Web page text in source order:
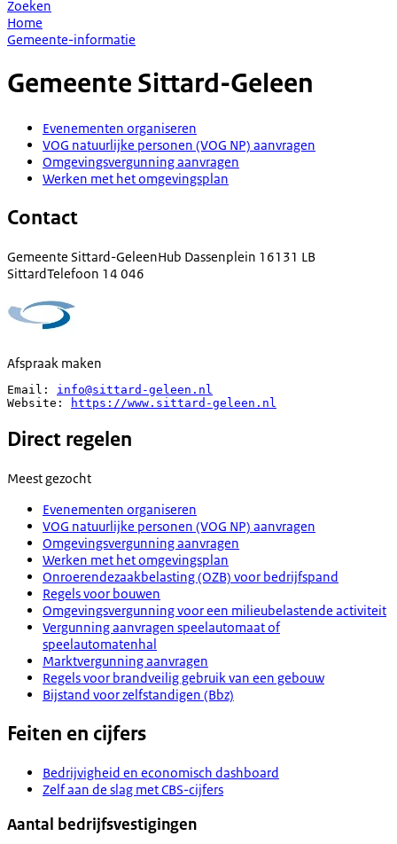
Zoeken
Home
Gemeente-informatie
Gemeente Sittard-Geleen
Evenementen organiseren
VOG natuurlijke personen (VOG NP) aanvragen
Omgevingsvergunning aanvragen
Werken met het omgevingsplan
Contact
Gemeente Sittard-GeleenHub Dassenplein 1 6131 LB
SittardTelefoon 14 046
Afspraak maken
Email: info@sittard-geleen.nl
Website:
https://www.sittard-geleen.nl
Direct regelen
Meest gezocht
Evenementen organiseren
VOG natuurlijke personen (VOG NP) aanvragen
Omgevingsvergunning aanvragen
Werken met het omgevingsplan
Onroerendezaakbelasting (OZB) voor bedrijfspand
Regels voor bouwen
Omgevingsvergunning voor een milieubelastende activiteit
Vergunning aanvragen speelautomaat of
speelautomatenhal
Marktvergunning aanvragen
Regels voor brandveilig gebruik van een gebouw
Bijstand voor zelfstandigen (Bbz)
Feiten en cijfers
Bedrijvigheid en economisch dashboard
Zelf aan de slag met CBS-cijfers
Aantal bedrijfsvestigingen